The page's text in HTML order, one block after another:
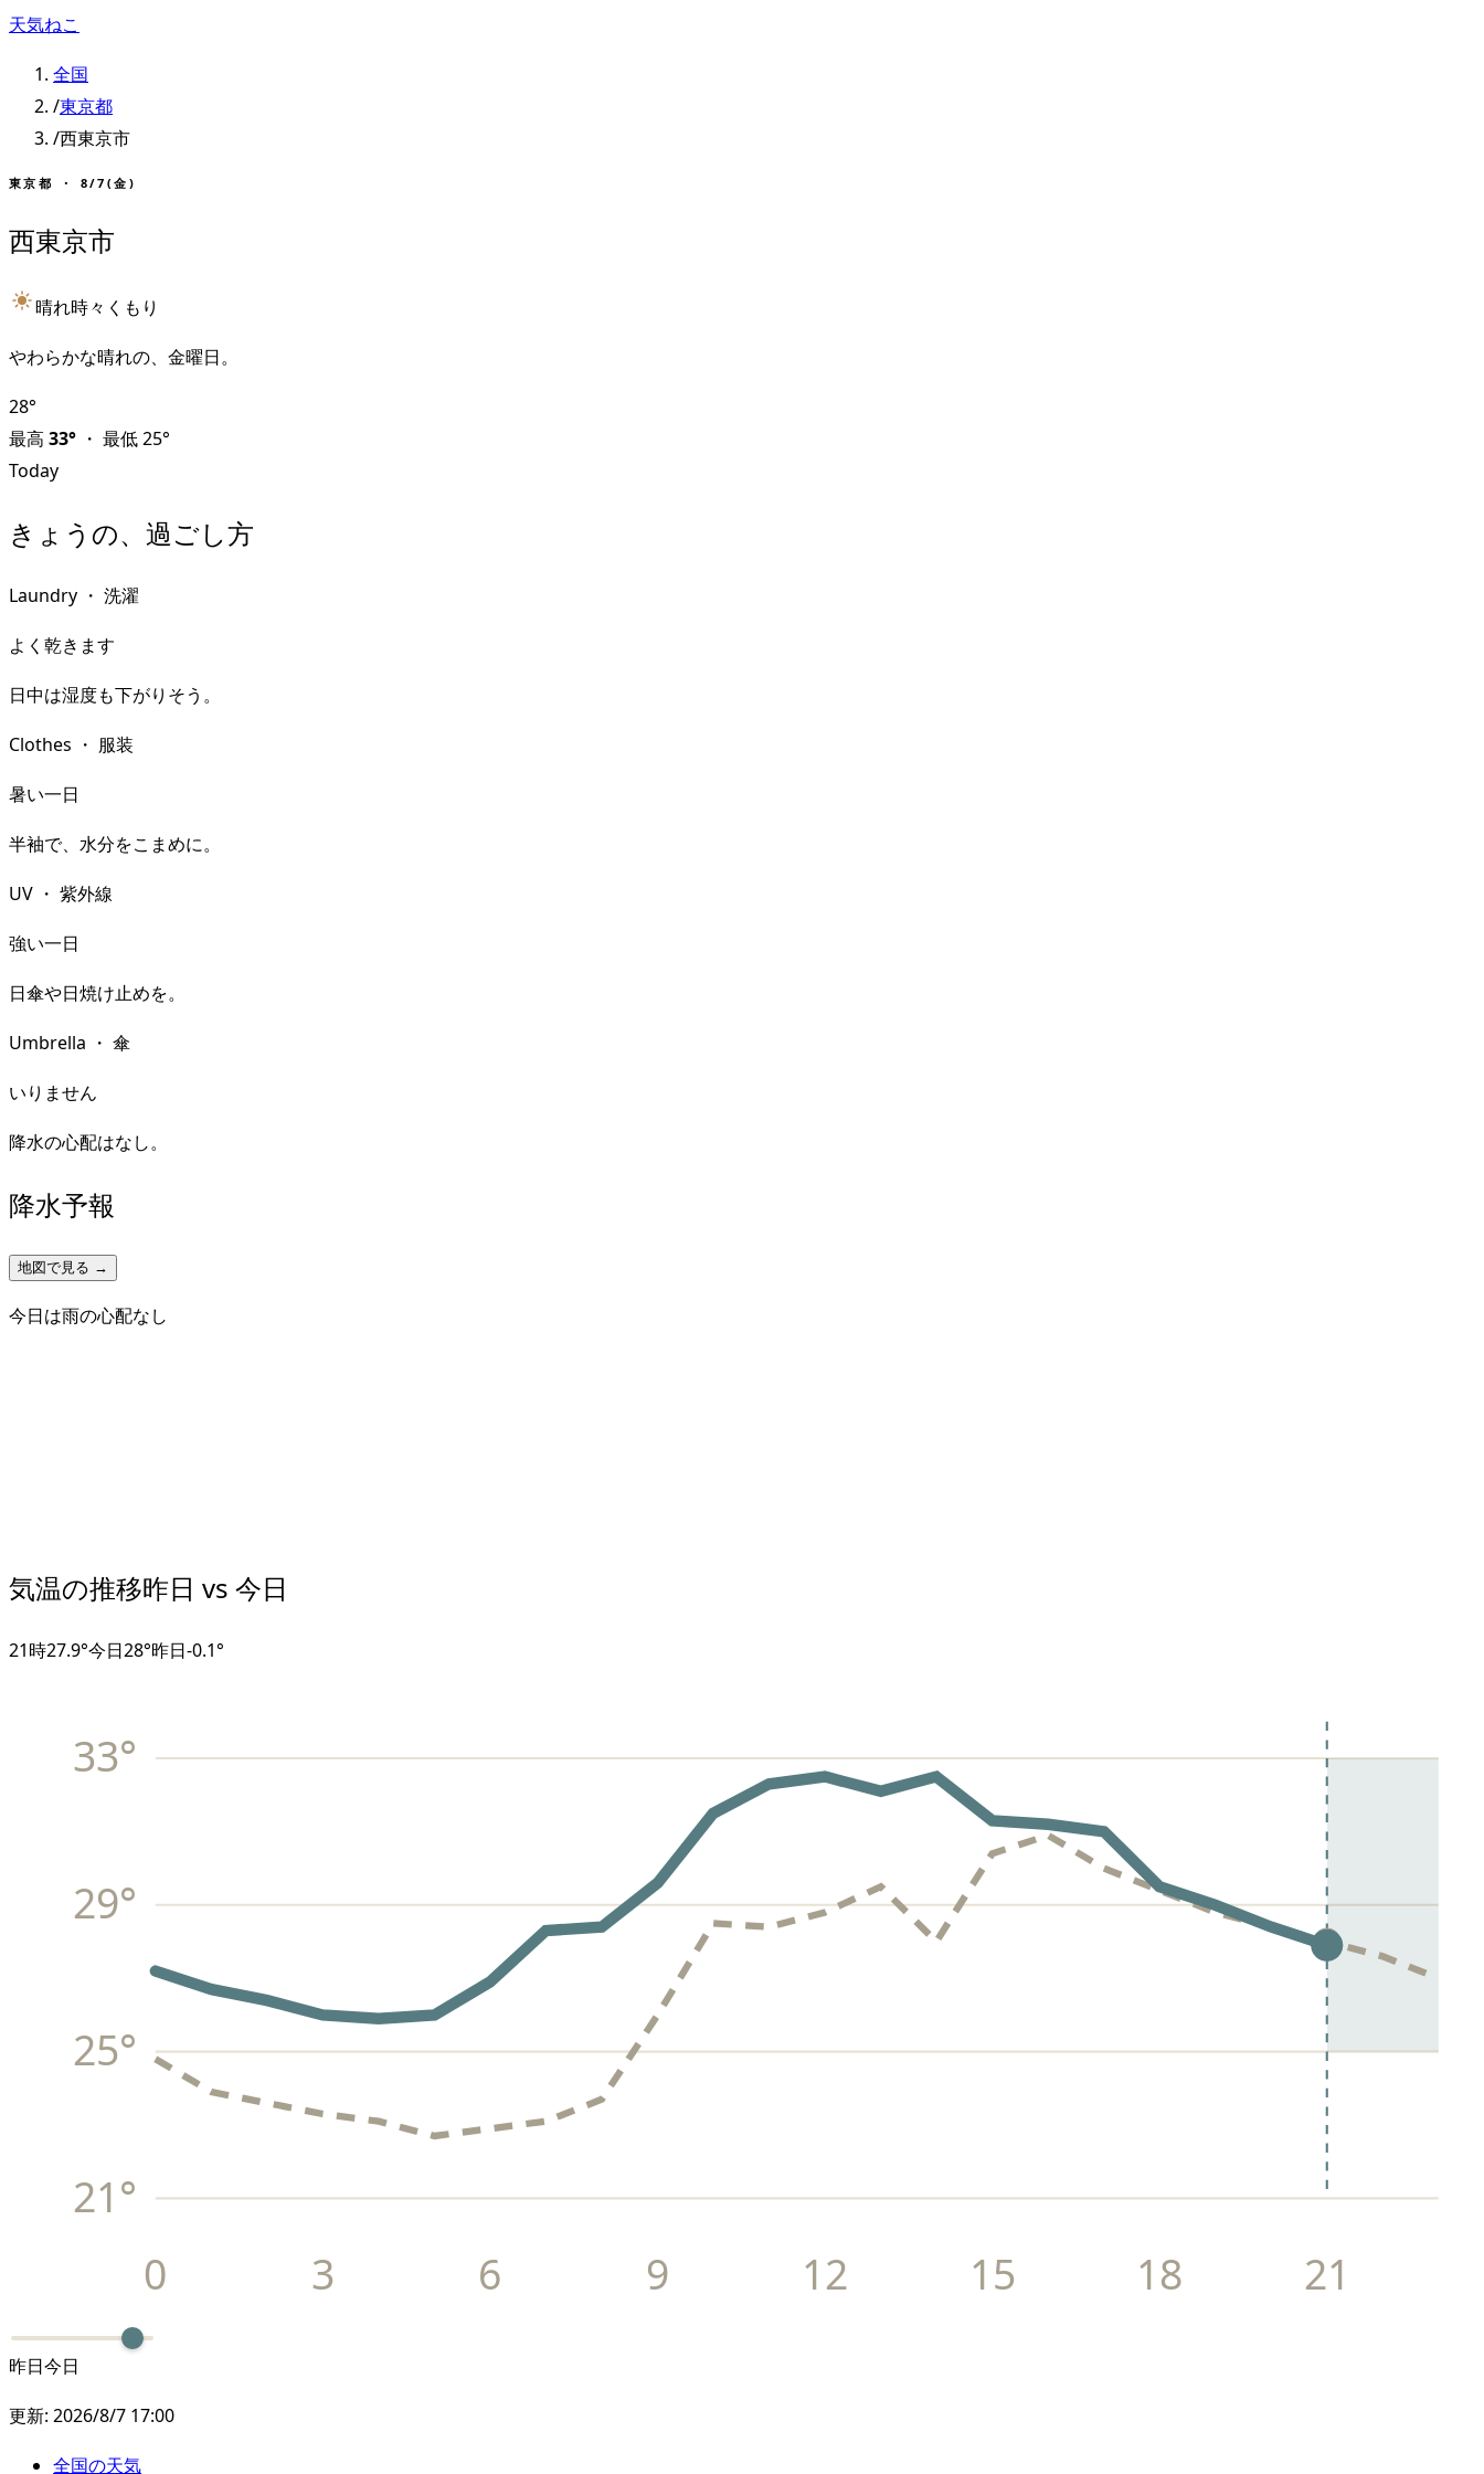
天気ねこ
全国
/東京都
/西東京市
東京都 ・ 8/7(金)
西東京市
晴れ時々くもり
やわらかな晴れの、金曜日。
28°
最高 33° ・ 最低25°
Today
きょうの、過ごし方
Laundry ・ 洗濯
よく乾きます
日中は湿度も下がりそう。
Clothes ・ 服装
暑い一日
半袖で、水分をこまめに。
UV ・ 紫外線
強い一日
日傘や日焼け止めを。
Umbrella ・ 傘
いりません
降水の心配はなし。
降水予報
地図で見る →
今日は雨の心配なし
気温の推移昨日 vs 今日
21時27.9°今日28°昨日-0.1°
21°
25°
29°
33°
0 3 6 9 12 15 18 21
昨日今日
更新: 2026/8/7 17:00
全国の天気